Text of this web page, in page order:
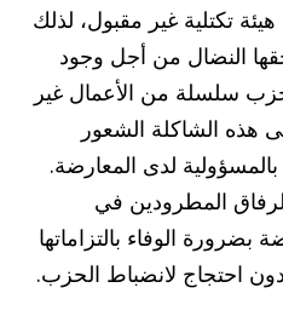
تكتلية غير مقبول، لذلك
النضال من أجل وجود
سلسلة من الأعمال غير
هذه الشاكلة الشعور
لدى المعارضة.
المطرودين في
الوفاء بالتزاماتها
احتجاج لانضباط الحزب.